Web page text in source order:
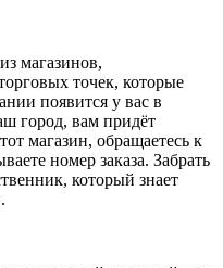
магазинов,
точек, которые
появится у вас в
город, вам придёт
магазин, обращаетесь к
номер заказа. Забрать
который знает